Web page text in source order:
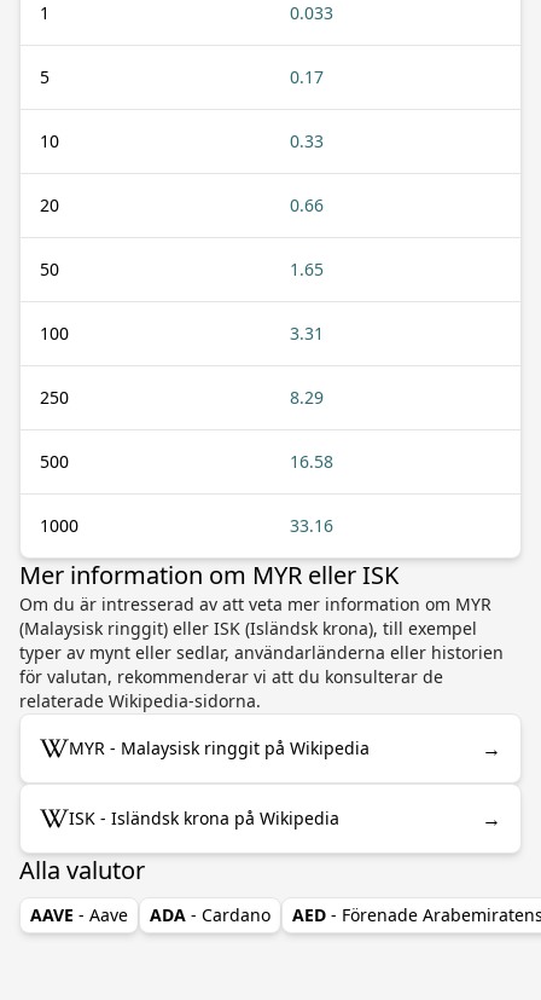
1 0.033
5 0.17
10 0.33
20 0.66
50 1.65
100 3.31
250 8.29
500 16.58
1000 33.16
Mer information om MYR eller ISK
Om du är intresserad av att veta mer information om MYR
(Malaysisk ringgit) eller ISK (Isländsk krona), till exempel
typer av mynt eller sedlar, användarländerna eller historien
för valutan, rekommenderar vi att du konsulterar de
relaterade Wikipedia-sidorna.
MYR - Malaysisk ringgit på Wikipedia →
ISK - Isländsk krona på Wikipedia →
Alla valutor
AAVE - Aave ADA - Cardano AED - Förenade